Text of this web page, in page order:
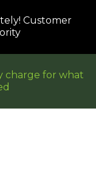
Customer
charge for what